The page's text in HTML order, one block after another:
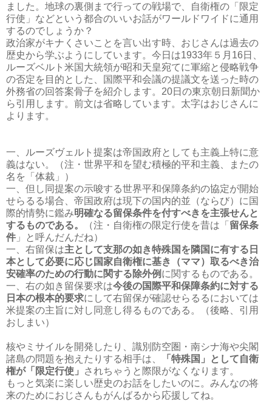
ました。地球の裏側まで行っての戦場で、自衛権の「限定
行使」などという都合のいいお話がワールドワイドに通用
するのでしょうか？
政治家がキナくさいことを言い出す時、おじさんは過去の
歴史から学ぶようにしています。今日は1933年５月16日、
ルーズベルト米国大統領が昭和天皇宛てに軍縮と侵略戦争
の否定を目的とした、国際平和会議の提議文を送った時の
外務省の回答案骨子を紹介します。20日の東京朝日新聞か
ら引用します。前文は省略しています。太字はおじさんに
よります。
一、ルーズヴェルト提案は帝国政府としても主義上特に意
義はない。（注・世界平和を望む積極的平和主義、またの
名を「体裁 」）
一、但し同提案の示唆する世界平和保障条約の協定が開始
せらるる場合、帝国政府は現下の国内的並（ならび）に国
際的情勢に鑑み明確なる留保条件を付すべきを主張せんと
するものである。
（注・自衛権の限定行使を昔は「 留保条
件 」と呼んだんだね）
一、右留保は主として支那の如き特殊国を隣国に有する日
本として必要に応じ国家自衛権に基き（ママ）取るべき治
安確率のための行動に関する除外例 に関するものである。
一、右の如き留保要求は今後の国際平和保障条約に対する
日本の根本的要求にして右留保が確認せらるるにおいては
米提案の主旨に対し同意し得るものである。（後略、引用
おしまい）
核やミサイルを開発したり、識別防空圏・南シナ海や尖閣
諸島の問題を抱えたりする相手は、
「特殊国 」として自衛
権が「限定行使 」
されちゃうと際限がなくなります。
もっと気楽に楽しい歴史のお話をしたいのに。みんなの将
来のためにおじさんもがんばるから応援してね。